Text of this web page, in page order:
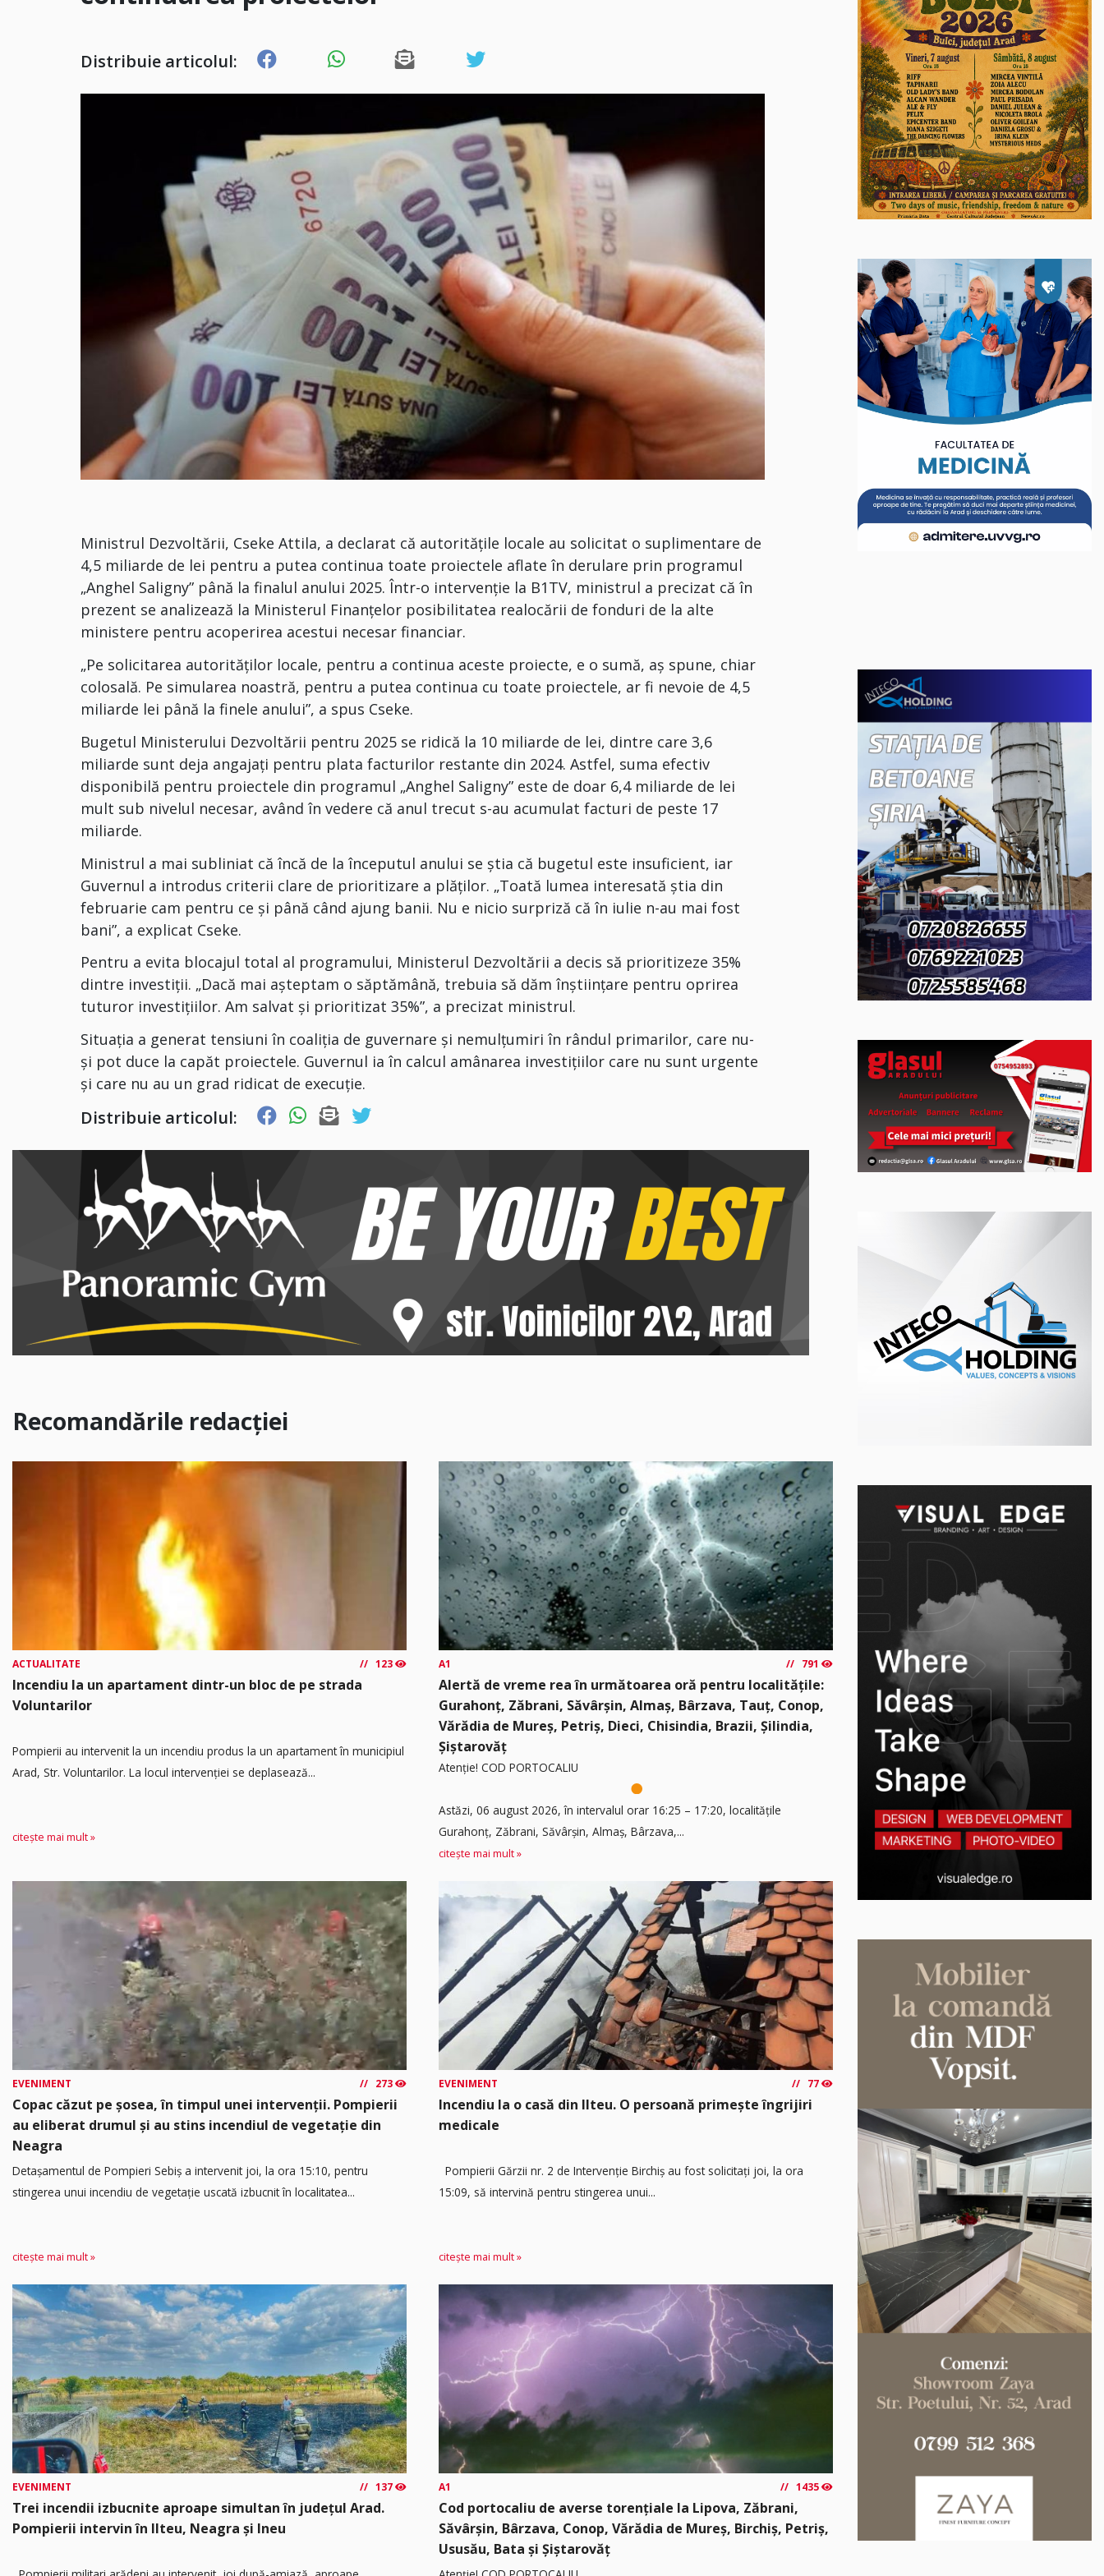
Distribuie articolul:
Ministrul Dezvoltării, Cseke Attila, a declarat că autoritățile locale au solicitat o suplimentare de
4,5 miliarde de lei pentru a putea continua toate proiectele aflate în derulare prin programul
„Anghel Saligny” până la finalul anului 2025. Într-o intervenție la B1TV, ministrul a precizat că în
prezent se analizează la Ministerul Finanțelor posibilitatea realocării de fonduri de la alte
ministere pentru acoperirea acestui necesar financiar.
„Pe solicitarea autorităţilor locale, pentru a continua aceste proiecte, e o sumă, aş spune, chiar
colosală. Pe simularea noastră, pentru a putea continua cu toate proiectele, ar fi nevoie de 4,5
miliarde lei până la finele anului”, a spus Cseke.
Bugetul Ministerului Dezvoltării pentru 2025 se ridică la 10 miliarde de lei, dintre care 3,6
miliarde sunt deja angajați pentru plata facturilor restante din 2024. Astfel, suma efectiv
disponibilă pentru proiectele din programul „Anghel Saligny” este de doar 6,4 miliarde de lei
mult sub nivelul necesar, având în vedere că anul trecut s-au acumulat facturi de peste 17
miliarde.
Ministrul a mai subliniat că încă de la începutul anului se știa că bugetul este insuficient, iar
Guvernul a introdus criterii clare de prioritizare a plăților. „Toată lumea interesată ştia din
februarie cam pentru ce şi până când ajung banii. Nu e nicio surpriză că în iulie n-au mai fost
bani”, a explicat Cseke.
Pentru a evita blocajul total al programului, Ministerul Dezvoltării a decis să prioritizeze 35%
dintre investiții. „Dacă mai aşteptam o săptămână, trebuia să dăm înştiinţare pentru oprirea
tuturor investiţiilor. Am salvat și prioritizat 35%”, a precizat ministrul.
Situația a generat tensiuni în coaliția de guvernare și nemulțumiri în rândul primarilor, care nu-
și pot duce la capăt proiectele. Guvernul ia în calcul amânarea investițiilor care nu sunt urgente
și care nu au un grad ridicat de execuție.
Distribuie articolul:
Recomandările redacției
ACTUALITATE 123
Incendiu la un apartament dintr-un bloc de pe strada
Voluntarilor
Pompierii au intervenit la un incendiu produs la un apartament în municipiul
Arad, Str. Voluntarilor. La locul intervenției se deplasează...
citește mai mult »
A1 791
Alertă de vreme rea în următoarea oră pentru localitățile:
Gurahonț, Zăbrani, Săvârșin, Almaș, Bârzava, Tauț, Conop,
Vărădia de Mureș, Petriș, Dieci, Chisindia, Brazii, Șilindia,
Șiștarovăț
Atenție! COD PORTOCALIU
Astăzi, 06 august 2026, în intervalul orar 16:25 – 17:20, localitățile
Gurahonț, Zăbrani, Săvârșin, Almaș, Bârzava,...
citește mai mult »
EVENIMENT 273
Copac căzut pe șosea, în timpul unei intervenții. Pompierii
au eliberat drumul și au stins incendiul de vegetație din
Neagra
Detașamentul de Pompieri Sebiș a intervenit joi, la ora 15:10, pentru
stingerea unui incendiu de vegetație uscată izbucnit în localitatea...
citește mai mult »
EVENIMENT 77
Incendiu la o casă din Ilteu. O persoană primește îngrijiri
medicale
Pompierii Gărzii nr. 2 de Intervenție Birchiș au fost solicitați joi, la ora
15:09, să intervină pentru stingerea unui...
citește mai mult »
EVENIMENT 137
Trei incendii izbucnite aproape simultan în județul Arad.
Pompierii intervin în Ilteu, Neagra și Ineu
A1 1435
Cod portocaliu de averse torențiale la Lipova, Zăbrani,
Săvârșin, Bârzava, Conop, Vărădia de Mureș, Birchiș, Petriș,
Ususău, Bata și Șiștarovăț